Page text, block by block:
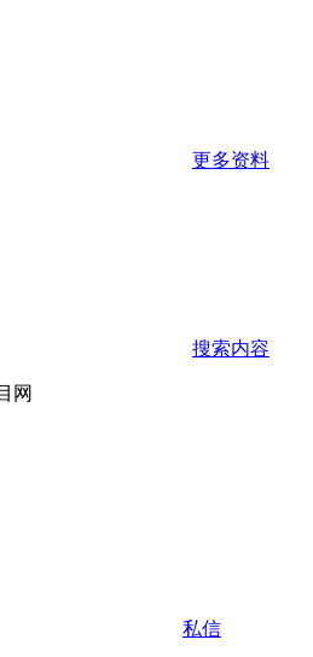
更多资料
搜索内容
私信